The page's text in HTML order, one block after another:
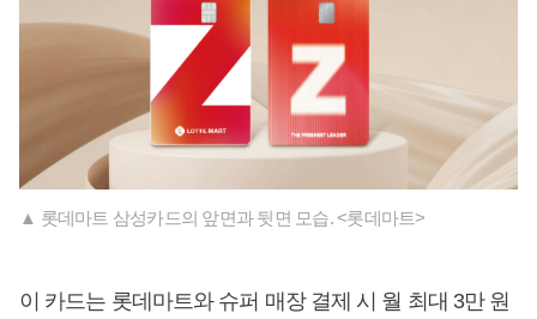
▲ 롯데마트 삼성카드의 앞면과 뒷면 모습. <롯데마트>
이 카드는 롯데마트와 슈퍼 매장 결제 시 월 최대 3만 원